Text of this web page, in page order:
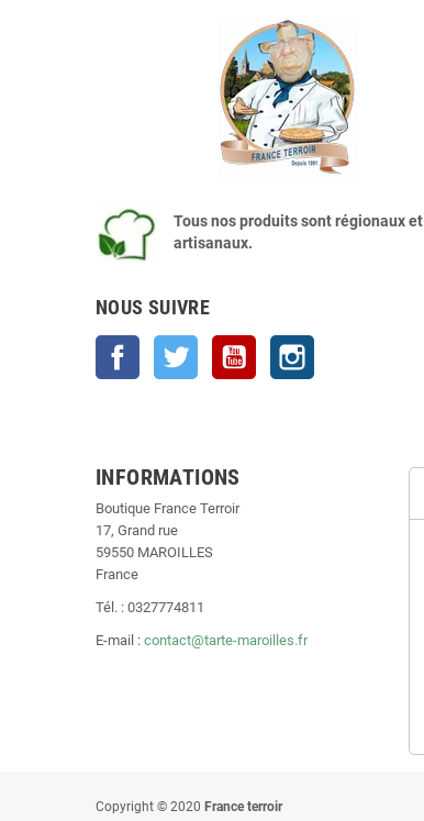
Tous nos produits sont régionaux et
artisanaux.
NOUS SUIVRE
Facebook Twitter YouTube
INFORMATIONS
Boutique France Terroir
17, Grand rue
59550 MAROILLES
France
Tél. : 0327774811
E-mail : contact@tarte-maroilles.fr
Copyright © 2020 France terroir